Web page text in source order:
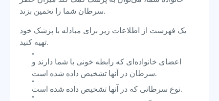
سرطان شما را تخمین بزند.
یک فهرست از اطلاعات زیر برای مبادله با پزشک خود
تهیه کنید.
اعضای خانواده‌ای که رابطه خونی با شما دارند و
سرطان در آنها تشخیص داده شده است.
نوع سرطانی که در آنها تشخیص داده شده است.